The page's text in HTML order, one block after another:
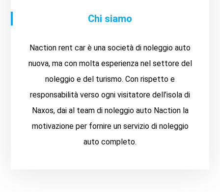
Chi siamo
Naction rent car è una società di noleggio auto
nuova, ma con molta esperienza nel settore del
noleggio e del turismo. Con rispetto e
responsabilità verso ogni visitatore dell’isola di
Naxos, dai al team di noleggio auto Naction la
motivazione per fornire un servizio di noleggio
auto completo.